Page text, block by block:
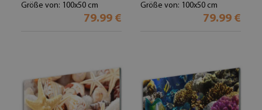
Größe von: 100x50 cm
79.99 €
Größe von: 100x50 cm
79.99 €